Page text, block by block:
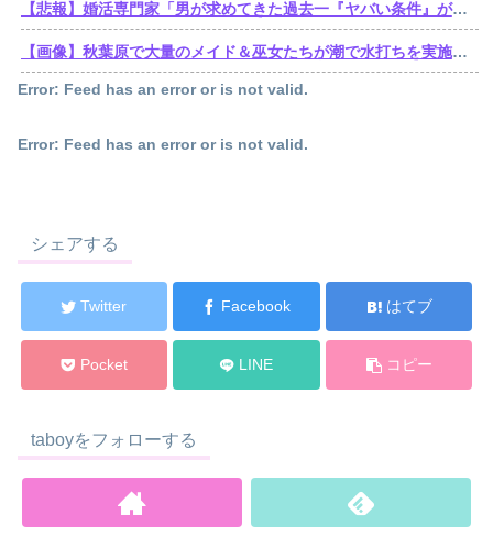
【悲報】婚活専門家「男が求めてきた過去一『ヤバい条件』がこれｗ」
【画像】秋葉原で大量のメイド＆巫女たちが潮で水打ちを実施www
Error: Feed has an error or is not valid.
Error: Feed has an error or is not valid.
シェアする
Twitter Facebook はてブ
Pocket LINE コピー
taboyをフォローする